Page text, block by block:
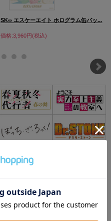
SK∞ エスケーエイト ホログラム缶バッ...
価格:3,960円(税込)